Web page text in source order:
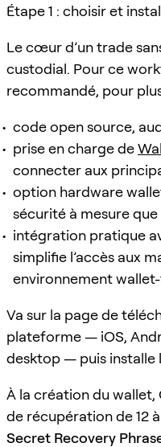
Étape 1 : choisir et
Le cœur d’un trade
custodial. Pour ce
recommandé, pour
code open source,
prise en charge de
connecter aux
option hardware
sécurité à mesure
intégration pratique
simplifie l’accès aux
environnement
Va sur la page de
plateforme — iOS,
desktop — puis installe
À la création du wallet,
de récupération de 12
Secret Recovery